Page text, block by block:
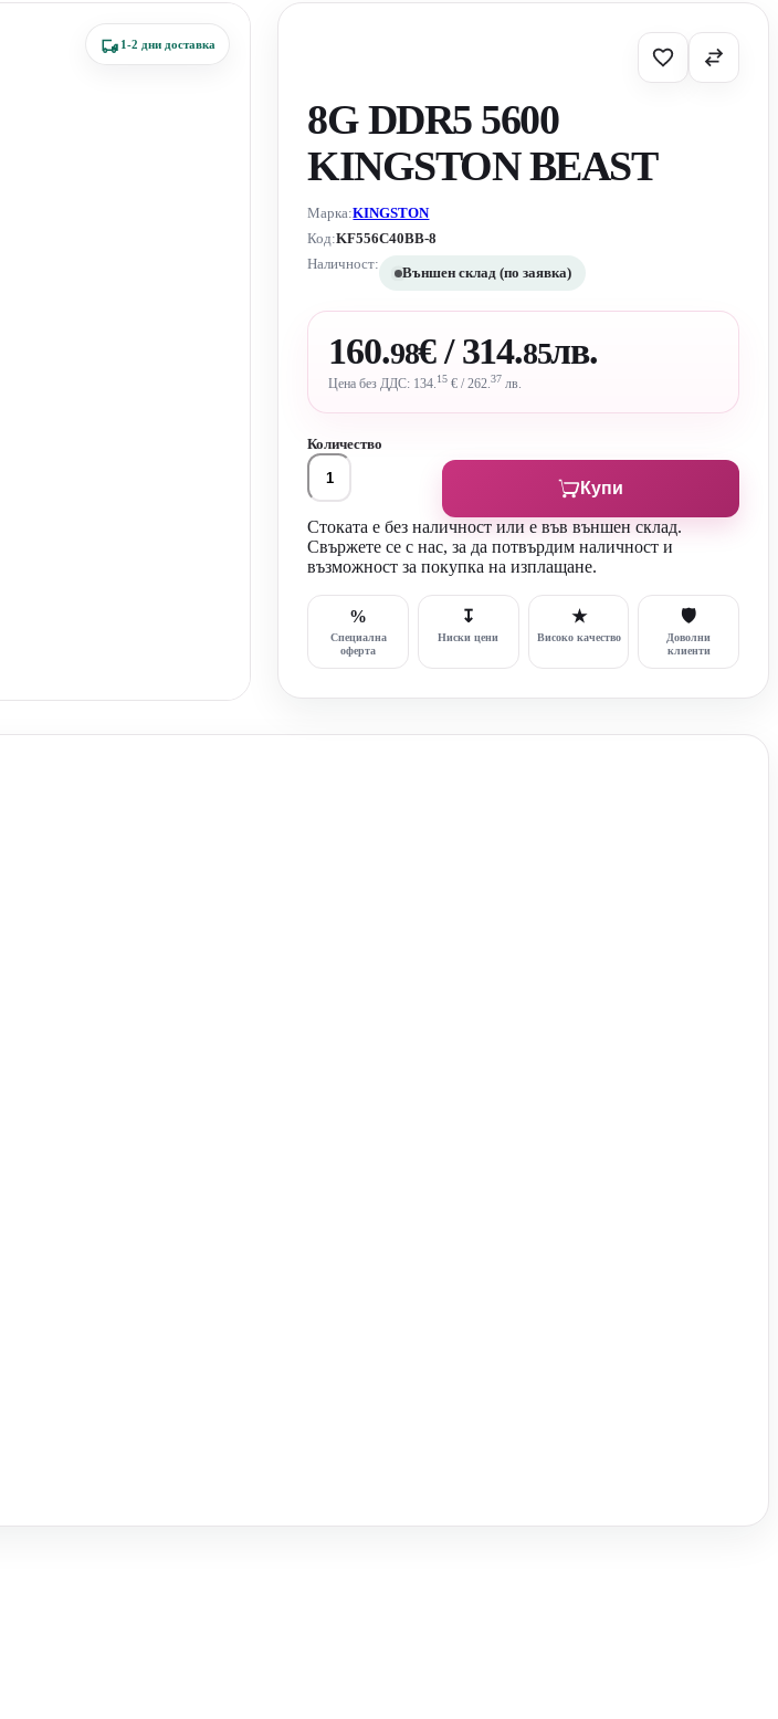
1-2 дни доставка
8G DDR5 5600
KINGSTON BEAST
Марка:KINGSTON
Код:KF556C40BB-8
Наличност:
Външен склад (по заявка)
160.98€ / 314.85лв.
Цена без ДДС: 134.15 € / 262.37 лв.
Количество
Купи
Стоката е без наличност или е във външен склад.
Свържете се с нас, за да потвърдим наличност и
възможност за покупка на изплащане.
%
Специална
оферта
↧
Ниски цени
★
Високо качество
🛡
Доволни
клиенти